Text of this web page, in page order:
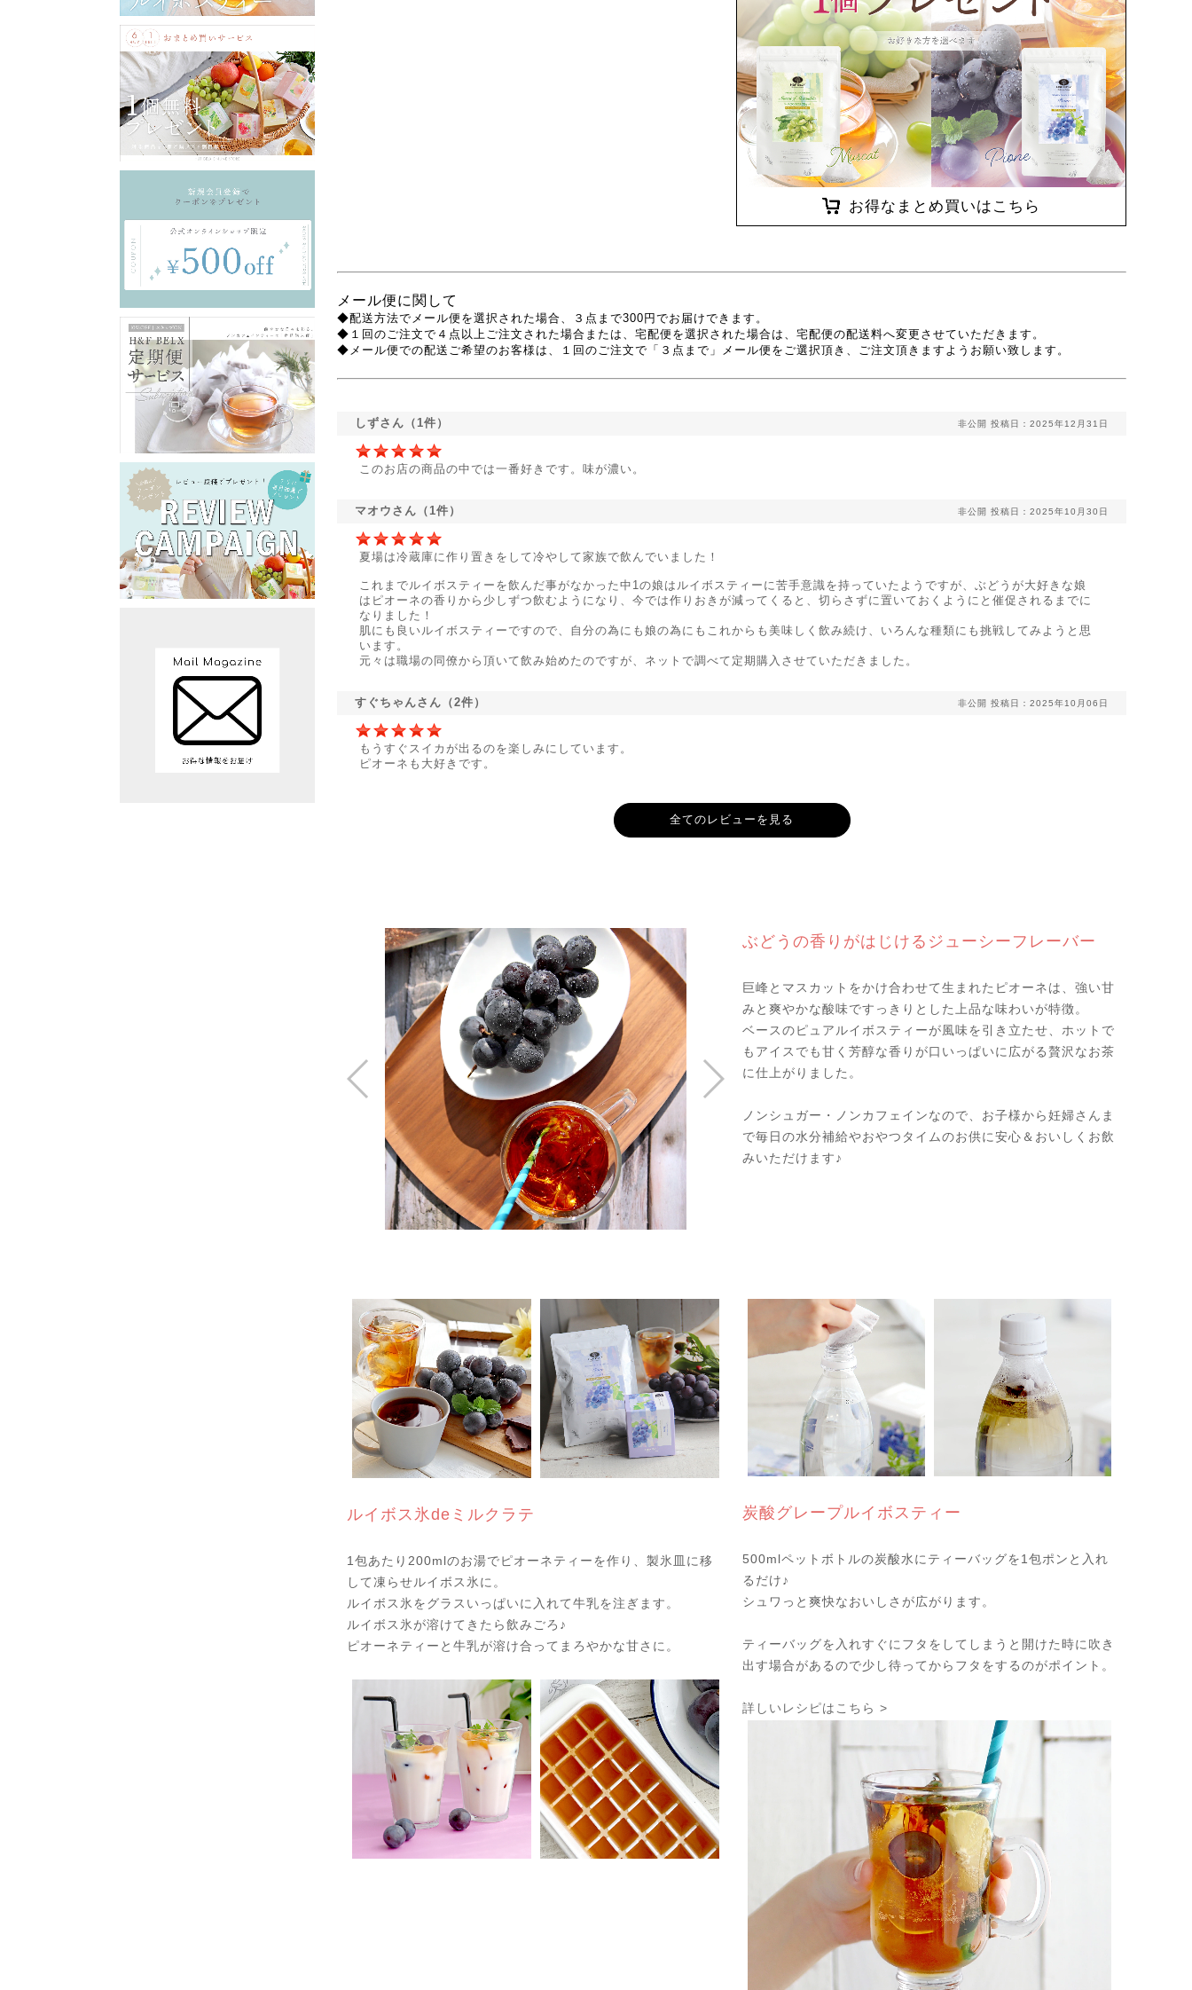
お得なまとめ買いはこちら
メール便に関して
◆配送方法でメール便を選択された場合、３点まで300円でお届けできます。
◆１回のご注文で４点以上ご注文された場合または、宅配便を選択された場合は、宅配便の配送料へ変更させていただきます。
◆メール便での配送ご希望のお客様は、１回のご注文で「３点まで」メール便をご選択頂き、ご注文頂きますようお願い致します。
しずさん（1件） 非公開 投稿日：2025年12月31日
このお店の商品の中では一番好きです。味が濃い。
マオウさん（1件） 非公開 投稿日：2025年10月30日
夏場は冷蔵庫に作り置きをして冷やして家族で飲んでいました！
これまでルイボスティーを飲んだ事がなかった中1の娘はルイボスティーに苦手意識を持っていたようですが、ぶどうが大好きな娘
はピオーネの香りから少しずつ飲むようになり、今では作りおきが減ってくると、切らさずに置いておくようにと催促されるまでに
なりました！
肌にも良いルイボスティーですので、自分の為にも娘の為にもこれからも美味しく飲み続け、いろんな種類にも挑戦してみようと思
います。
元々は職場の同僚から頂いて飲み始めたのですが、ネットで調べて定期購入させていただきました。
すぐちゃんさん（2件） 非公開 投稿日：2025年10月06日
もうすぐスイカが出るのを楽しみにしています。
ピオーネも大好きです。
全てのレビューを見る
ぶどうの香りがはじけるジューシーフレーバー
巨峰とマスカットをかけ合わせて生まれたピオーネは、強い甘
みと爽やかな酸味ですっきりとした上品な味わいが特徴。
ベースのピュアルイボスティーが風味を引き立たせ、ホットで
もアイスでも甘く芳醇な香りが口いっぱいに広がる贅沢なお茶
に仕上がりました。
ノンシュガー・ノンカフェインなので、お子様から妊婦さんま
で毎日の水分補給やおやつタイムのお供に安心＆おいしくお飲
みいただけます♪
ルイボス氷deミルクラテ
1包あたり200mlのお湯でピオーネティーを作り、製氷皿に移
して凍らせルイボス氷に。
ルイボス氷をグラスいっぱいに入れて牛乳を注ぎます。
ルイボス氷が溶けてきたら飲みごろ♪
ピオーネティーと牛乳が溶け合ってまろやかな甘さに。
炭酸グレープルイボスティー
500mlペットボトルの炭酸水にティーバッグを1包ポンと入れ
るだけ♪
シュワっと爽快なおいしさが広がります。
ティーバッグを入れすぐにフタをしてしまうと開けた時に吹き
出す場合があるので少し待ってからフタをするのがポイント。
詳しいレシピはこちら >